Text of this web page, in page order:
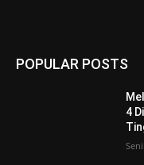
POPULAR POSTS
4